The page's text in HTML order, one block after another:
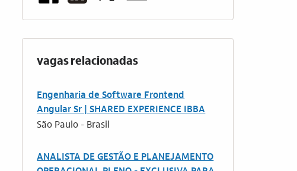
vagas relacionadas
Engenharia de Software Frontend
Angular Sr | SHARED EXPERIENCE IBBA
São Paulo - Brasil
ANALISTA DE GESTÃO E PLANEJAMENTO